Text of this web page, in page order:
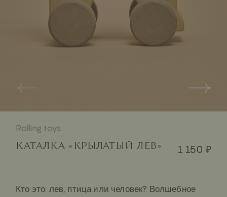
Rolling toys
КАТАЛКА «КРЫЛАТЫЙ ЛЕВ» 1 150 ₽
Кто это: лев, птица или человек? Волшебное